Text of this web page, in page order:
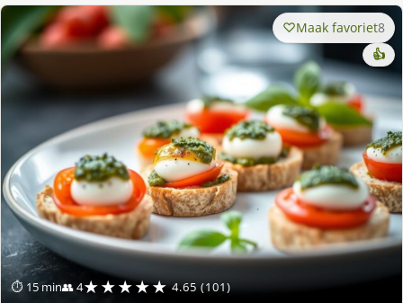
⏱ 15 min👥 4★★★★★ 4.65 (101)
Maak favoriet8
👍